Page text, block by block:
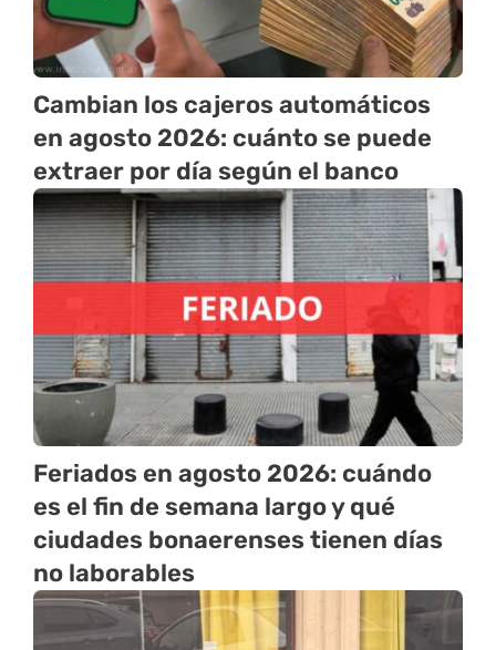
Cambian los cajeros automáticos
en agosto 2026: cuánto se puede
extraer por día según el banco
Feriados en agosto 2026: cuándo
es el fin de semana largo y qué
ciudades bonaerenses tienen días
no laborables